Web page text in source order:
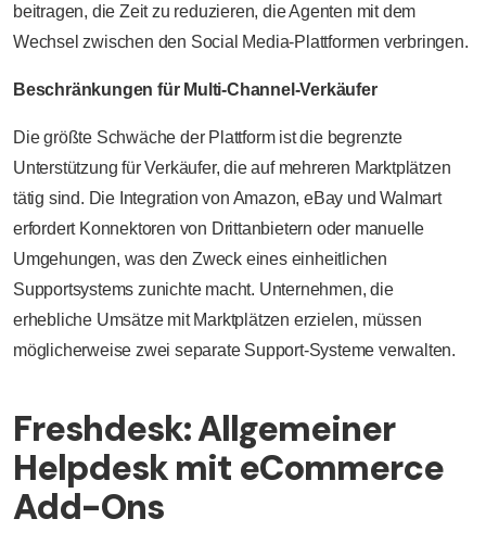
beitragen, die Zeit zu reduzieren, die Agenten mit dem
Wechsel zwischen den Social Media-Plattformen verbringen.
Beschränkungen für Multi-Channel-Verkäufer
Die größte Schwäche der Plattform ist die begrenzte
Unterstützung für Verkäufer, die auf mehreren Marktplätzen
tätig sind. Die Integration von Amazon, eBay und Walmart
erfordert Konnektoren von Drittanbietern oder manuelle
Umgehungen, was den Zweck eines einheitlichen
Supportsystems zunichte macht. Unternehmen, die
erhebliche Umsätze mit Marktplätzen erzielen, müssen
möglicherweise zwei separate Support-Systeme verwalten.
Freshdesk: Allgemeiner
Helpdesk mit eCommerce
Add-Ons